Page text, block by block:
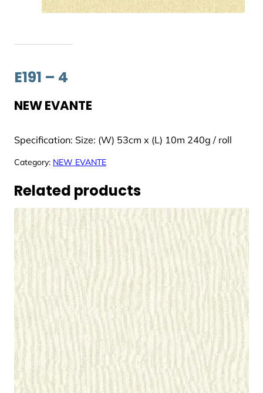
E191 – 4
NEW EVANTE
Specification: Size: (W) 53cm x (L) 10m 240g / roll
Category: NEW EVANTE
Related products